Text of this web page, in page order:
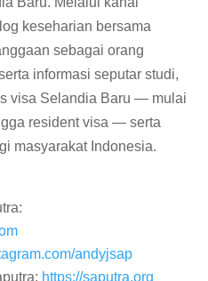
keseharian bersama
sebagai orang
informasi seputar studi,
visa Selandia Baru — mulai
resident visa — serta
masyarakat Indonesia.
andyjsap
https://saputra.org